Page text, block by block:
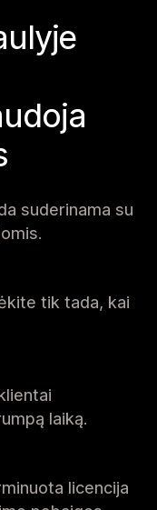
suderinama su
tik tada, kai
laiką.
licencija